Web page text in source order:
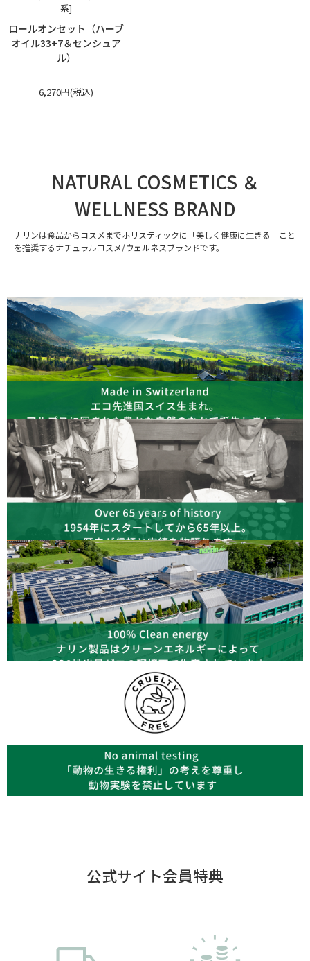
系]
ロールオンセット（ハーブ
オイル33+7＆センシュア
ル）
6,270円(税込)
NATURAL COSMETICS ＆
WELLNESS BRAND
ナリンは食品からコスメまでホリスティックに「美しく健康に生きる」こと
を推奨するナチュラルコスメ/ウェルネスブランドです。
公式サイト会員特典